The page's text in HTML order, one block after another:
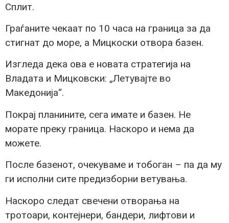
Сплит.
Граѓаните чекаат по 10 часа на граница за да
стигнат до море, а Мицкоски отвора базен.
Изгледа дека ова е новата стратегија на
Владата и Мицковски: „Летувајте во
Македонија“.
Покрај планините, сега имате и базен. Не
морате преку граница. Наскоро и нема да
можете.
После базенот, очекуваме и тобоган – па да му
ги исполни сите предизборни ветувања.
Наскоро следат свечени отворања на
тротоари, контејнери, бандери, лифтови и